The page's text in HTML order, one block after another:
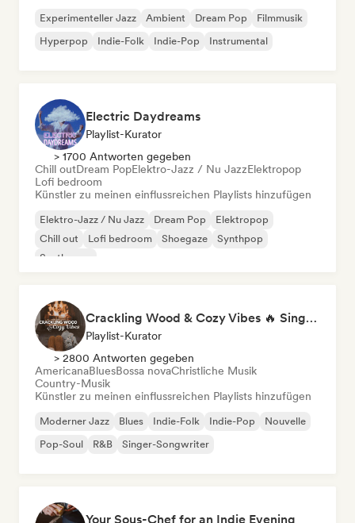
Experimenteller Jazz Ambient Dream Pop
Filmmusik
Hyperpop
Indie-Folk Indie-Pop Instrumental
Electric Daydreams
Playlist-Kurator
> 1700 Antworten gegeben
Chill outDream PopElektro-Jazz / Nu JazzElektropop
Lofi bedroom
Künstler zu meinen einflussreichen Playlists hinzufügen
Elektro-Jazz / Nu Jazz Dream Pop
Elektropop
Chill out
Lofi bedroom Shoegaze
Synthpop
Synthwave
Crackling Wood & Cozy Vibes 🔥 Singer-Songwriter, Dream Pop & Bedroom Pop
Playlist-Kurator
> 2800 Antworten gegeben
AmericanaBluesBossa novaChristliche Musik
Country-Musik
Künstler zu meinen einflussreichen Playlists hinzufügen
Moderner Jazz Blues Indie-Folk Indie-Pop
Nouvelle
Pop-Soul
R&B Singer-Songwriter
Your Sous-Chef for an Indie Evening